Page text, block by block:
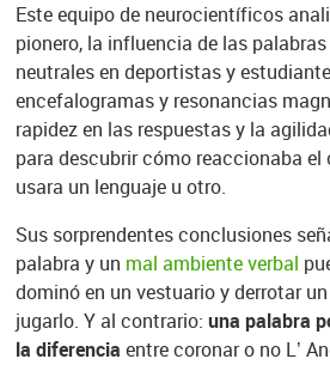
Este equipo de neurocientíficos
pionero, la influencia de las
neutrales en deportistas y
encefalogramas y resonancias
rapidez en las respuestas y la
para descubrir cómo reaccionaba el
usara un lenguaje u otro.
Sus sorprendentes conclusiones
palabra y un mal ambiente verbal
dominó en un vestuario y derrotar
jugarlo. Y al contrario: una palabra
la diferencia entre coronar o no L’